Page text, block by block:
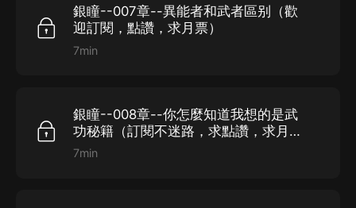
銀瞳--007章--異能者和武者區别（歡
迎訂閱，點讚，求月票）
7min
銀瞳--008章--你怎麼知道我想的是武
功秘籍（訂閱不迷路，求點讚，求月
票）
7min